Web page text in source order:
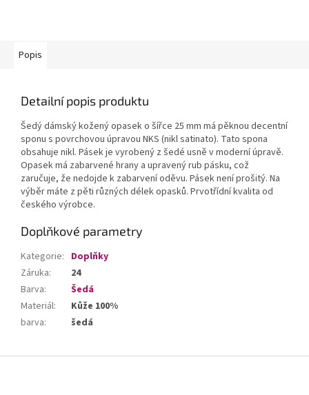
Popis
Detailní popis produktu
Šedý dámský kožený opasek o šířce 25 mm má pěknou decentní
sponu s povrchovou úpravou NKS (nikl satinato). Tato spona
obsahuje nikl. Pásek je vyrobený z šedé usně v moderní úpravě.
Opasek má zabarvené hrany a upravený rub pásku, což
zaručuje, že nedojde k zabarvení oděvu. Pásek není prošitý. Na
výběr máte z pěti různých délek opasků. Prvotřídní kvalita od
českého výrobce.
Doplňkové parametry
Kategorie: Doplňky
Záruka:
24
Barva:
Šedá
Materiál:
Kůže 100%
barva: šedá